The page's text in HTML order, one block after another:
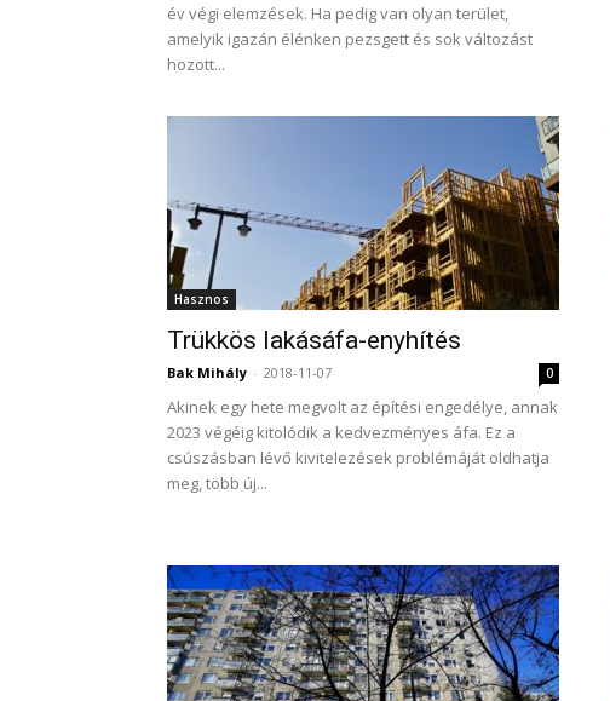
év végi elemzések. Ha pedig van olyan terület,
amelyik igazán élénken pezsgett és sok változást
hozott...
Hasznos
Trükkös lakásáfa-enyhítés
Bak Mihály - 2018-11-07 0
Akinek egy hete megvolt az építési engedélye, annak
2023 végéig kitolódik a kedvezményes áfa. Ez a
csúszásban lévő kivitelezések problémáját oldhatja
meg, több új...